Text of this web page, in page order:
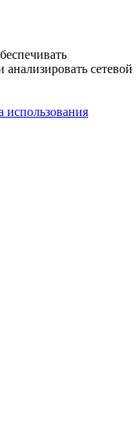
сетевой
использования